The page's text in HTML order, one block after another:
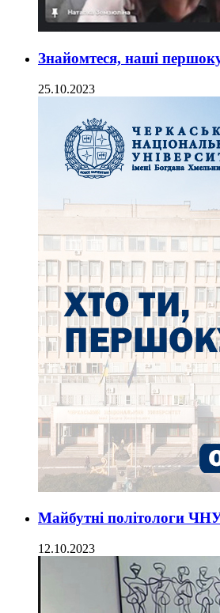
Знайомтеся, наші
25.10.2023
Майбутні політологи ЧНУ
12.10.2023